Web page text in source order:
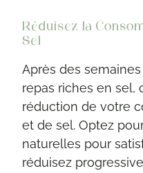
Réduisez la
Sel
Après des
repas riches en sel,
réduction de votre
et de sel. Optez
naturelles pour
réduisez